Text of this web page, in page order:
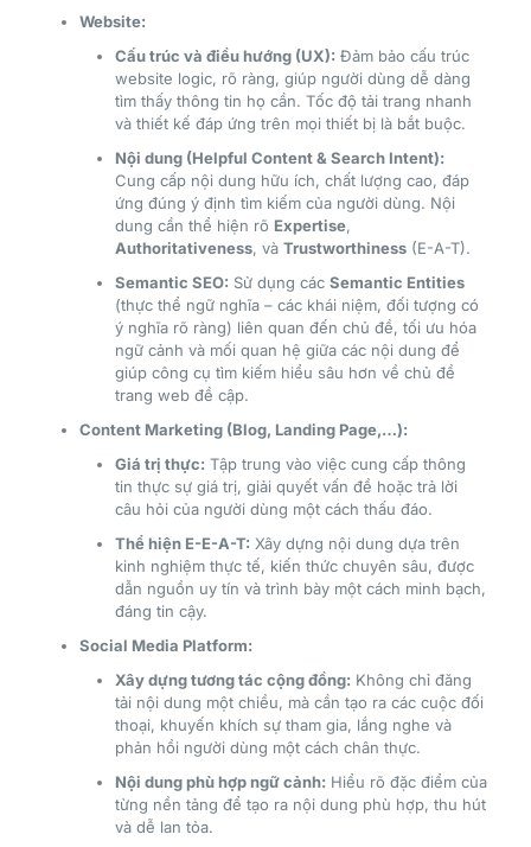
Website:
Cấu trúc và điều hướng (UX): Đảm bảo cấu trúc
website logic, rõ ràng, giúp người dùng dễ dàng
tìm thấy thông tin họ cần. Tốc độ tải trang nhanh
và thiết kế đáp ứng trên mọi thiết bị là bắt buộc.
Nội dung (Helpful Content & Search Intent):
Cung cấp nội dung hữu ích, chất lượng cao, đáp
ứng đúng ý định tìm kiếm của người dùng. Nội
dung cần thể hiện rõ Expertise,
Authoritativeness, và Trustworthiness(E-A-T).
Semantic SEO: Sử dụng các Semantic Entities
(thực thể ngữ nghĩa – các khái niệm, đối tượng có
ý nghĩa rõ ràng) liên quan đến chủ đề, tối ưu hóa
ngữ cảnh và mối quan hệ giữa các nội dung để
giúp công cụ tìm kiếm hiểu sâu hơn về chủ đề
trang web đề cập.
Content Marketing (Blog, Landing Page,…):
Giá trị thực: Tập trung vào việc cung cấp thông
tin thực sự giá trị, giải quyết vấn đề hoặc trả lời
câu hỏi của người dùng một cách thấu đáo.
Thể hiện E-E-A-T: Xây dựng nội dung dựa trên
kinh nghiệm thực tế, kiến thức chuyên sâu, được
dẫn nguồn uy tín và trình bày một cách minh bạch,
đáng tin cậy.
Social Media Platform:
Xây dựng tương tác cộng đồng: Không chỉ đăng
tải nội dung một chiều, mà cần tạo ra các cuộc đối
thoại, khuyến khích sự tham gia, lắng nghe và
phản hồi người dùng một cách chân thực.
Nội dung phù hợp ngữ cảnh: Hiểu rõ đặc điểm của
từng nền tảng để tạo ra nội dung phù hợp, thu hút
và dễ lan tỏa.